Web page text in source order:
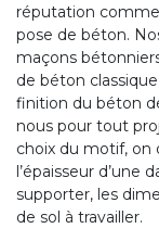
réputation
pose de béton.
maçons
de béton
finition du béton
nous pour tout
choix du motif, on
l’épaisseur d’une
supporter, les
de sol à travailler.